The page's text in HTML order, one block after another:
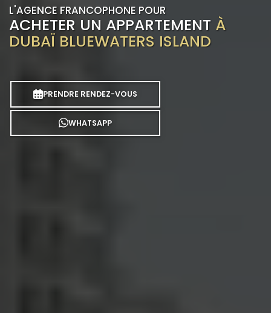
L'AGENCE FRANCOPHONE POUR
ACHETER UN APPARTEMENT À
DUBAÏ BLUEWATERS ISLAND
PRENDRE RENDEZ-VOUS
WHATSAPP